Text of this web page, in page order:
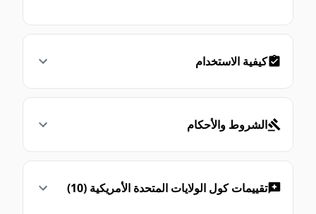
كيفية الاستخدام
الشروط والأحكام
تقييمات كول الولايات المتحدة الأمريكية (10)